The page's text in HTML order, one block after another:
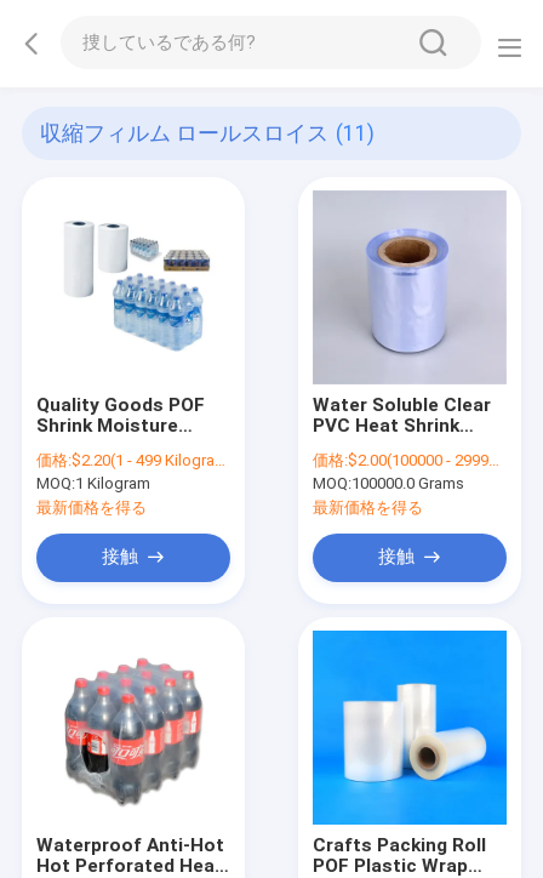
収縮フィルム ロールスロイス (11)
Quality Goods POF
Shrink Moisture
Film Roll For Mineral
Water Bottles
価格:$2.20(1 - 499 Kilograms) $2.16(500 - 999 Kilograms) $2.08(>=1000 Kilograms)
MOQ:1 Kilogram
最新価格を得る
接触
Water Soluble Clear
PVC Heat Shrink
Beverage Bottle / Jar
/ Cosmetic
Packaging
価格:$2.00(100000 - 299999 Grams) $1.90(300000 - 499999 Grams) $1.80(>=500000 Grams)
MOQ:100000.0 Grams
最新価格を得る
接触
Waterproof Anti-Hot
Hot Perforated Heat
Crafts Packing Roll
POF Plastic Wrap